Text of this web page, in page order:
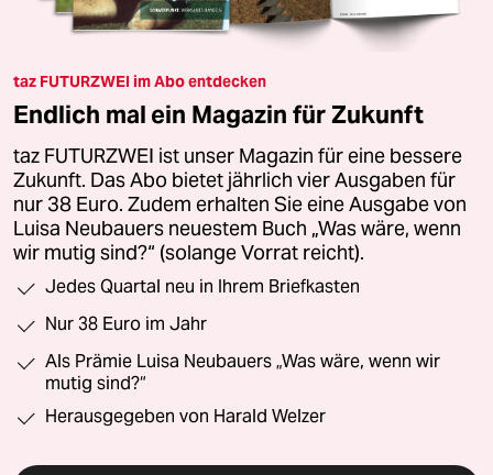
taz FUTURZWEI im Abo entdecken
Endlich mal ein Magazin für Zukunft
taz FUTURZWEI ist unser Magazin für eine bessere
Zukunft. Das Abo bietet jährlich vier Ausgaben für
nur 38 Euro. Zudem erhalten Sie eine Ausgabe von
Luisa Neubauers neuestem Buch „Was wäre, wenn
wir mutig sind?“ (solange Vorrat reicht).
Jedes Quartal neu in Ihrem Briefkasten
Nur 38 Euro im Jahr
Als Prämie Luisa Neubauers „Was wäre, wenn wir
mutig sind?“
Herausgegeben von Harald Welzer